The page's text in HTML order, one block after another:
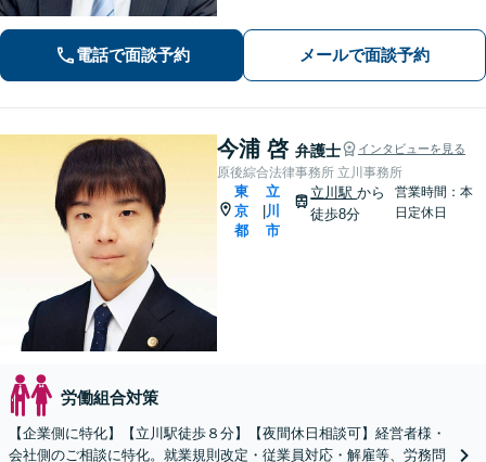
スピーディーに対処。 【夜間・休日の
対応可能】【オンライン面談可能】
電話で面談予約 メールで面談予約
今浦 啓 弁護士 インタビューを見る
原後綜合法律事務所 立川事務所
東
京
都
立
川
市
立川駅から
徒歩8分
営業時間：本
日定休日
労働組合対策
【企業側に特化】【立川駅徒歩８分】【夜間休日相談可】経営者様・
会社側のご相談に特化。就業規則改定・従業員対応・解雇等、労務問